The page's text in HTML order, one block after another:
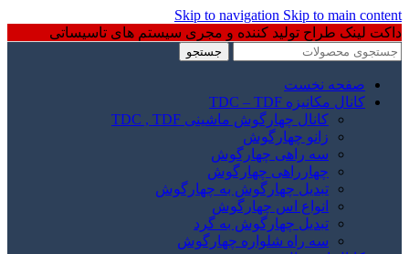
Skip to navigation Skip to main content
داکت لینک طراح تولید کننده و مجری سیستم های تاسیساتی
جستجو
صفحه نخست
کانال مکانیزه TDC – TDF
کانال چهارگوش ماشینی TDC , TDF
زانو چهارگوش
سه راهی چهارگوش
چهارراهی چهارگوش
تبدیل چهارگوش به چهارگوش
انواع اس چهارگوش
تبدیل چهارگوش به گرد
سه راه شلواره چهارگوش